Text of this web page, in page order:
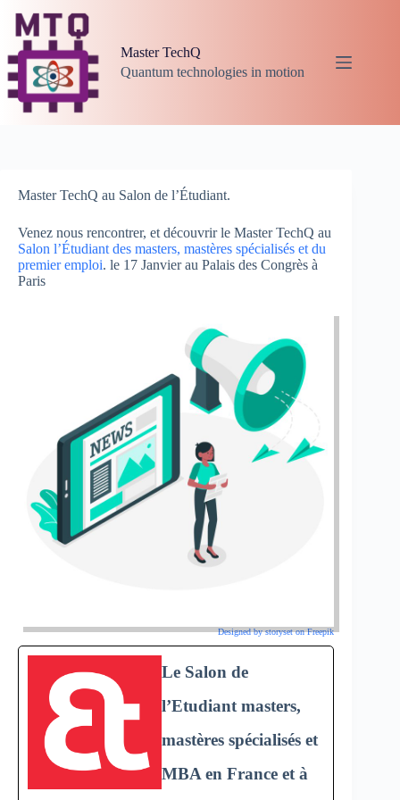
contenu
Master TechQ
Quantum technologies in motion
Master TechQ au Salon de l’Étudiant.
Venez nous rencontrer, et découvrir le Master TechQ au
Salon l’Étudiant des masters, mastères spécialisés et du
premier emploi. le 17 Janvier au Palais des Congrès à
Paris
Designed by storyset on Freepik
Le Salon de
l’Etudiant masters,
mastères spécialisés et
MBA en France et à